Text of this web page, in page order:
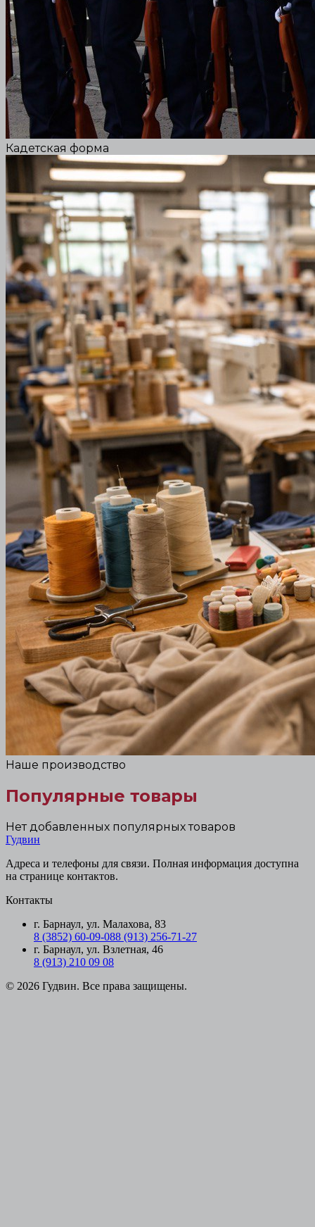
Кадетская форма
Наше производство
Популярные товары
Нет добавленных популярных товаров
Гудвин
Адреса и телефоны для связи. Полная информация доступна
на странице контактов.
Контакты
г. Барнаул, ул. Малахова, 83
8 (3852) 60-09-088 (913) 256-71-27
г. Барнаул, ул. Взлетная, 46
8 (913) 210 09 08
© 2026 Гудвин. Все права защищены.